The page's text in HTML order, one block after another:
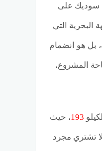
سوديك على
البحرية التي
بل هو انضمام
المشروع،
193، حيث
لا تشتري مجرد